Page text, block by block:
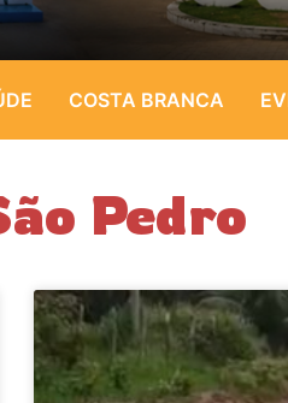
COSTA BRANCA
Pedro